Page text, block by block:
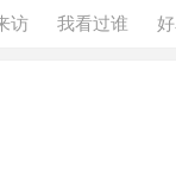
访 我看过谁